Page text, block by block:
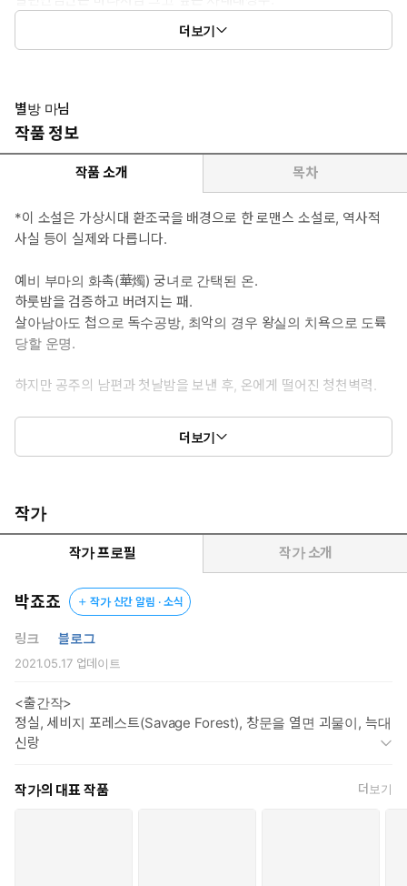
태어나지도 않은 다음 대 운남국 왕세손의 이름을 예언하듯 읊고,
가 본 적도 없을 외국 말을 마치 수십 년 넘게 산 사람처럼 구사하
공주의 신임을 받았던 궁녀. 화촉 궁녀가 되어 살아남으려 발버둥 치
다 보니 심가 가짜 며느리 행세를 하게 되었는데, 하필이면 손 닿는
족족 집안 문제가 정리되고 빚이 변제되어 버린 나머지 산천 깊고
벽계수 흐르는 먼 땅에서 조용히 은퇴할 계획이 모래성처럼 무너져
버린 비운의 복부인. 소원은 딱 셋…. 하나는 무사히 공주님과 역할
바꿔 치기 하여 은퇴하기, 둘은 자꾸 꿈에 나타나 혼을 쏙 빼놓고 가
는 사내의 정체를 밝히기, 셋은 죽었는지 살았는지도 모를 남동생
얼굴을 다시 한번 보는 일!
*이럴 때 보세요: 회귀한 남주의 주접 대잔치를 보고 싶을 때
*공감 글귀:
“약속하시는 겁니다. 부인께선 이제부터 안온히 집 안을 지키시기
만 하는 겁니다. 뼈가 부서지고 몸이 깎이는 한이 있더라도 밤낮
으로 일하는 건 이 서방님입니다. 아시겠습니까?”
더보기
별방 마님
작품 정보
작품 소개 목차
*이 소설은 가상시대 환조국을 배경으로 한 로맨스 소설로, 역사적
사실 등이 실제와 다릅니다.
예비 부마의 화촉(華燭) 궁녀로 간택된 온.
하룻밤을 검증하고 버려지는 패.
살아남아도 첩으로 독수공방, 최악의 경우 왕실의 치욕으로 도륙
당할 운명.
하지만 공주의 남편과 첫날밤을 보낸 후, 온에게 떨어진 청천벽력.
“앞으로 네가 공주가 되어 안방마님 행세해 주렴.”
기울어 가던 99채 기와집 살림살이가 세상에서 제일 쉽다.
“공주님, 아니, 마님이 오신 후부터 잡초마저 벼가 되는 듯합니다!”
“마님 덕에 이 집이 살아나고 있수다!”
근검과 청빈을 지조로 삼던 가난한 심가.
그러나 온이 마님 행세를 한 후로 부처님 손바닥에라도 앉은 듯 불티
나게 가세가 일어나기 시작한다.
“그대를 이리 다시 만나게 되어 기쁩니다.”
…더 수상한 건 부마 남편이다.
“약속하시는 겁니다, 부인. 하늘이 무너져도, 태풍이 불어도, 홍수
가 들이닥쳐도 손끝 하나 움직이시면 안 됩니다. 안방에서 호사롭
더보기
작가
작가 프로필 작가 소개
박죠죠 작가 신간 알림 · 소식
링크 블로그
2021.05.17업데이트
<출간작>
정실, 세비지 포레스트(Savage Forest), 창문을 열면 괴물이, 늑대
신랑
작가의 대표 작품 더보기